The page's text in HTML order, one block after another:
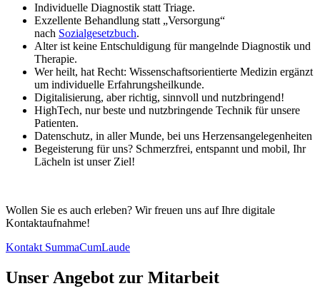
Individuelle Diagnostik statt Triage.
Exzellente Behandlung statt „Versorgung“
nach Sozialgesetzbuch.
Alter ist keine Entschuldigung für mangelnde Diagnostik und
Therapie.
Wer heilt, hat Recht: Wissenschaftsorientierte Medizin ergänzt
um individuelle Erfahrungsheilkunde.
Digitalisierung, aber richtig, sinnvoll und nutzbringend!
HighTech, nur beste und nutzbringende Technik für unsere
Patienten.
Datenschutz, in aller Munde, bei uns Herzensangelegenheiten
Begeisterung für uns? Schmerzfrei, entspannt und mobil, Ihr
Lächeln ist unser Ziel!
Wollen Sie es auch erleben? Wir freuen uns auf Ihre digitale
Kontaktaufnahme!
Kontakt SummaCumLaude
Unser Angebot zur Mitarbeit